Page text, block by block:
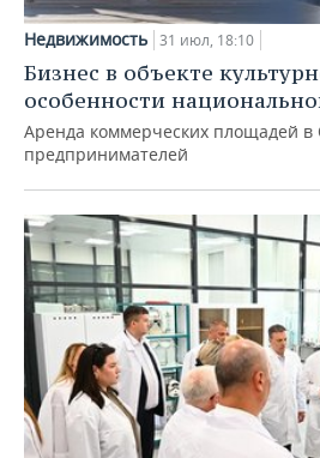
Недвижимость 31 июл, 18:10
Бизнес в объекте
особенности
Аренда коммерческих площадей в
предпринимателей